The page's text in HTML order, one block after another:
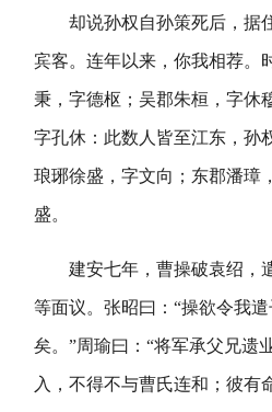
却说孙权自孙策死后，据
宾客。连年以来，你我相荐。
秉，字德枢；吴郡朱桓，字休
字孔休：此数人皆至江东，孙
琅琊徐盛，字文向；东郡潘璋
盛。
建安七年，曹操破袁绍，
等面议。张昭曰：“操欲令我
矣。”周瑜曰：“将军承父兄遗
入，不得不与曹氏连和；彼有